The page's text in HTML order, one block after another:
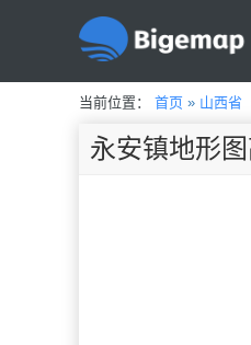
当前位置： 首页 » 山西省
永安镇地形